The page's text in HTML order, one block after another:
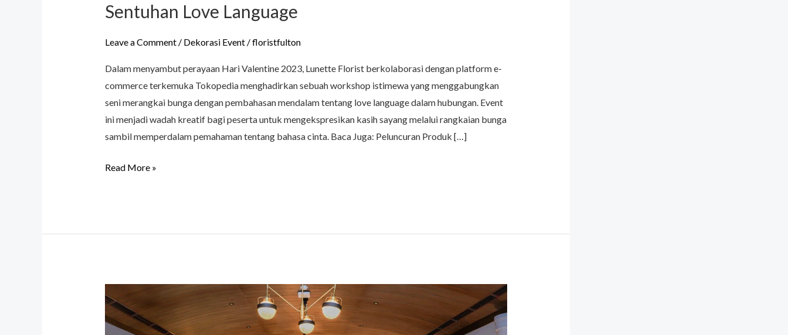
Sentuhan Love Language
Leave a Comment / Dekorasi Event/floristfulton
Dalam menyambut perayaan Hari Valentine 2023, Lunette Florist berkolaborasi dengan platform e-
commerce terkemuka Tokopedia menghadirkan sebuah workshop istimewa yang menggabungkan
seni merangkai bunga dengan pembahasan mendalam tentang love language dalam hubungan. Event
ini menjadi wadah kreatif bagi peserta untuk mengekspresikan kasih sayang melalui rangkaian bunga
sambil memperdalam pemahaman tentang bahasa cinta. Baca Juga: Peluncuran Produk […]
Read More »
Peluncuran
Produk
Terbaru